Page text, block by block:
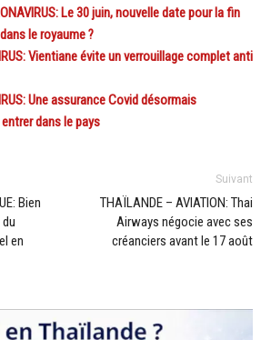
Le 30 juin, nouvelle date pour la fin
le royaume ?
Vientiane évite un verrouillage complet anti
Une assurance Covid désormais
dans le pays
Bien
en
Suivant
THAÏLANDE – AVIATION: Thai
Airways négocie avec ses
créanciers avant le 17 août